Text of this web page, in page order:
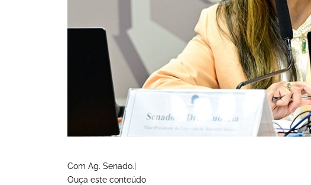
Com Ag. Senado.|
Ouça este conteúdo